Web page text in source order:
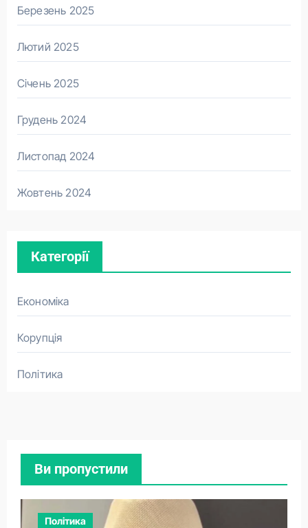
Березень 2025
Лютий 2025
Січень 2025
Грудень 2024
Листопад 2024
Жовтень 2024
Категорії
Економіка
Корупція
Політика
Ви пропустили
Політика